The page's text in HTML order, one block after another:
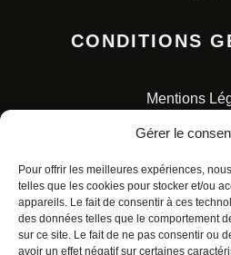
Gérer le
Pour offrir les meilleures expériences,
telles que les cookies pour stocker et/ou
appareils. Le fait de consentir à ces
des données telles que le comportement
sur ce site. Le fait de ne pas consentir ou
avoir un effet négatif sur certaines
CONDITIONS
Mentions
Charte pour la protection des